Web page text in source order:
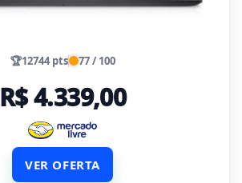
🏆12744 pts 77 / 100
R$ 4.339,00
VER OFERTA